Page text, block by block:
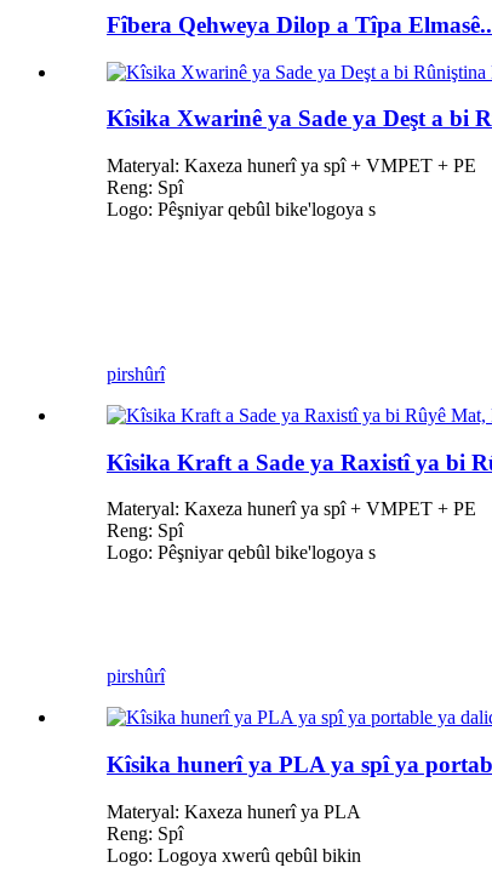
Fîbera Qehweya Dilop a Tîpa
Kîsika Xwarinê ya Sade ya Deşt a bi
Materyal: Kaxeza hunerî ya spî + VMPET + PE
Reng: Spî
Logo: Pêşniyar qebûl bike'logoya s
pirshûrî
Kîsika Kraft a Sade ya Raxistî ya bi
Materyal: Kaxeza hunerî ya spî + VMPET + PE
Reng: Spî
Logo: Pêşniyar qebûl bike'logoya s
pirshûrî
Kîsika hunerî ya PLA ya spî ya
Materyal: Kaxeza hunerî ya PLA
Reng: Spî
Logo: Logoya xwerû qebûl bikin